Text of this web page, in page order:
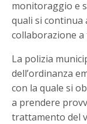
monitoraggio e
quali si continua
collaborazione
La polizia
dell’ordinanza
con la quale si
a prendere
trattamento del